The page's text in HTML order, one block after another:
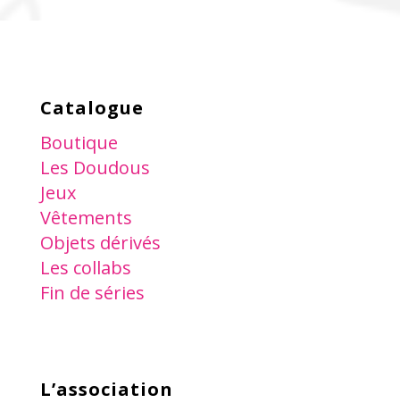
Catalogue
Boutique
Les Doudous
Jeux
Vêtements
Objets dérivés
Les collabs
Fin de séries
L’association